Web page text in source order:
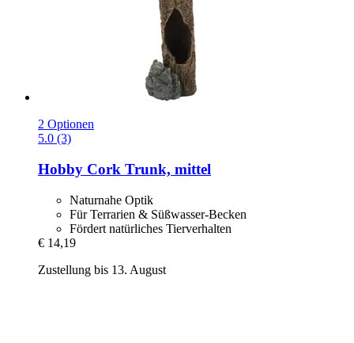
2 Optionen
5.0 (3)
Hobby Cork Trunk, mittel
Naturnahe Optik
Für Terrarien & Süßwasser-Becken
Fördert natürliches Tierverhalten
€ 14,19
Zustellung bis 13. August